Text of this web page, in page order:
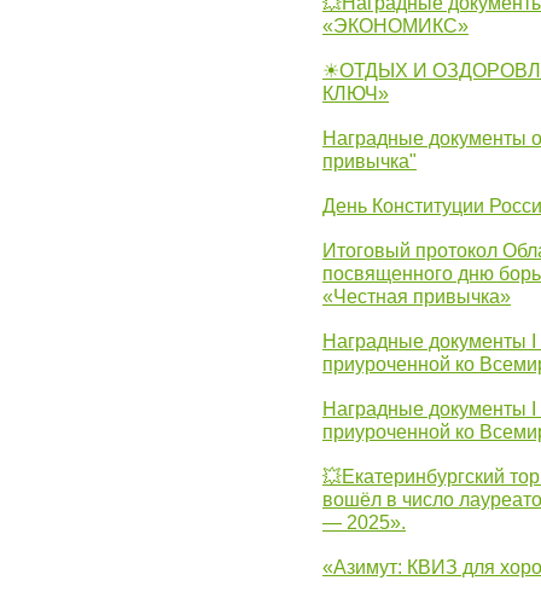
«ЭКОНОМИКС»
☀ОТДЫХ И
КЛЮЧ»
Наградные документы
привычка"
День Конституции
Итоговый протокол
посвященного дню
«Честная привычка»
Наградные документы
приуроченной ко
Наградные документы
приуроченной ко
💥Екатеринбургский
вошёл в число
— 2025».
«Азимут: КВИЗ для